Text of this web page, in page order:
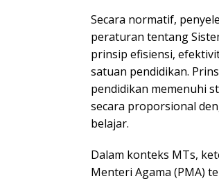
Secara normatif,
peraturan tentang
prinsip efisiensi,
satuan pendidikan.
pendidikan memenuhi
secara proporsional
belajar.
Dalam konteks MTs,
Menteri Agama (PMA)